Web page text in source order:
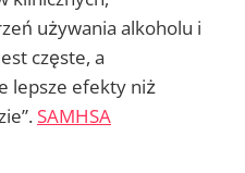
używania alkoholu i
częste, a
lepsze efekty niż
SAMHSA